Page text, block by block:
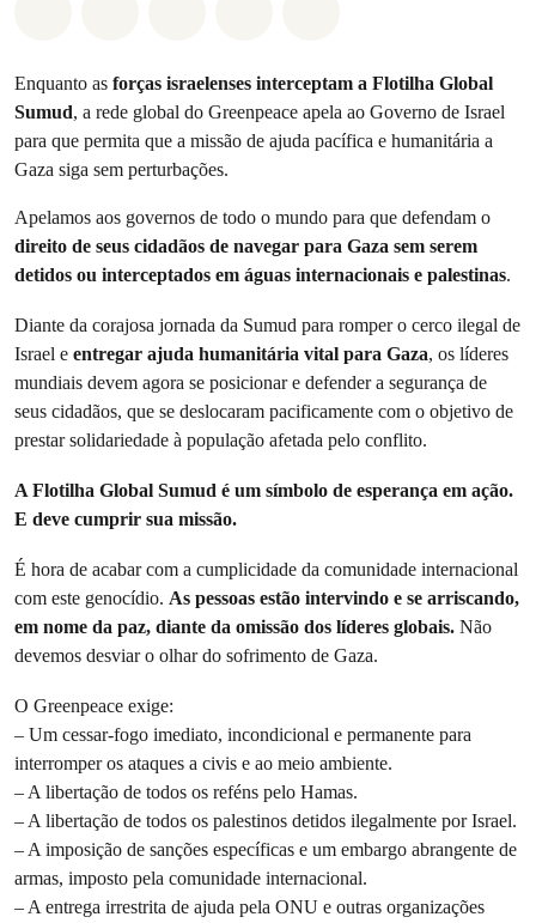
Enquanto as forças israelenses interceptam a Flotilha Global
Sumud, a rede global do Greenpeace apela ao Governo de Israel
para que permita que a missão de ajuda pacífica e humanitária a
Gaza siga sem perturbações.
Apelamos aos governos de todo o mundo para que defendam o
direito de seus cidadãos de navegar para Gaza sem serem
detidos ou interceptados em águas internacionais e palestinas.
Diante da corajosa jornada da Sumud para romper o cerco ilegal de
Israel e entregar ajuda humanitária vital para Gaza, os líderes
mundiais devem agora se posicionar e defender a segurança de
seus cidadãos, que se deslocaram pacificamente com o objetivo de
prestar solidariedade à população afetada pelo conflito.
A Flotilha Global Sumud é um símbolo de esperança em ação.
E deve cumprir sua missão.
É hora de acabar com a cumplicidade da comunidade internacional
com este genocídio. As pessoas estão intervindo e se arriscando,
em nome da paz, diante da omissão dos líderes globais. Não
devemos desviar o olhar do sofrimento de Gaza.
O Greenpeace exige:
– Um cessar-fogo imediato, incondicional e permanente para
interromper os ataques a civis e ao meio ambiente.
– A libertação de todos os reféns pelo Hamas.
– A libertação de todos os palestinos detidos ilegalmente por Israel.
– A imposição de sanções específicas e um embargo abrangente de
armas, imposto pela comunidade internacional.
– A entrega irrestrita de ajuda pela ONU e outras organizações